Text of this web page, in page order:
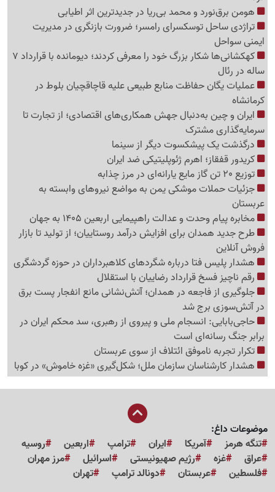
هومن برق‌نورد و محمد بی‌ریا در جدیدترین اثر اطیابی
تراژدی ساحل توسکسرای رامسر؛ ضرورت بازنگری در مدیریت
ایمنی سواحل
کهکشانی‌ها شکار بزرگ خود را معرفی کردند؛ دیومانده با قرارداد 7
ساله در رئال
عملیات یگان حفاظت منابع طبیعی علیه قاچاقچیان بلوط در
کرمانشاه
ایران و چین به‌دنبال جهش همکاری‌های اقتصادی؛ از تجارت تا
سرمایه‌گذاری مشترک
درگذشت یک پیشکسوت دیگر از سینما
کریدور قفقاز؛ اهرم ژئوپلیتیکی ضد ایران
توزیع 20 تن گاز مایع یارانه‌ای در مرز چذابه
جزئیات حملات موشکی یمن به مواضع نیروهای وابسته به
عربستان
مخابره پیام وحدت و عدالت راهپیمایی اربعین 1405 به جهان
طرح جدید همدان برای افزایش درآمد روستاییان؛ از تولید تا بازار
فروش آنلاین
هشدار پلیس فتا درباره شگردهای کلاهبرداران در حوزه گردشگری
رقم ناچیز فسخ قرارداد رضاییان با استقلال
جلوگیری از فاجعه در همدان؛ آتش‌نشانی مانع انفجار پست برق
در آتش‌سوزی برج شد
حاجی‌بابایی: انسجام ملی و پیروی از رهبری، سد محکم ایران در
برابر جنگ رسانه‌ای است
تکرار تجربه ناموفق ائتلاف از سوی عربستان
هشدار کارشناسان سازمان ملل؛ شکل‌گیری «غزه‌ خاموش» در کوبا
موضوعات داغ:
تنگه هرمز
آمریکا ایران ترامپ اربعین
روسیه
عراق
غزه رژیم صهیونیستی اسرائیل
مرز مهران
فلسطین
عربستان دونالد ترامپ تهران